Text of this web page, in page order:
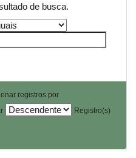
de busca.
registros por
Registro(s)